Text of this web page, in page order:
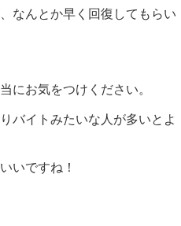
なんとか早く回復してもらい
にお気をつけください。
バイトみたいな人が多いとよ
いですね！